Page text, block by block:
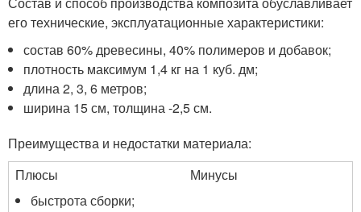
его технические, эксплуатационные характеристики:
состав 60% древесины, 40% полимеров и добавок;
плотность максимум 1,4 кг на 1 куб. дм;
длина 2, 3, 6 метров;
ширина 15 см, толщина -2,5 см.
Преимущества и недостатки материала:
Плюсы
Минусы
быстрота сборки;